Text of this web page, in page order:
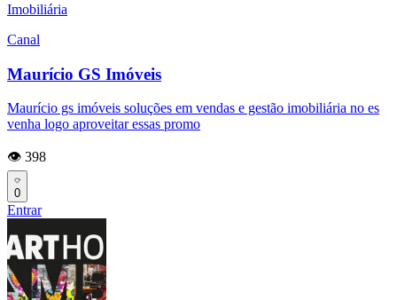
Imobiliária
Canal
Maurício GS Imóveis
Maurício gs imóveis soluções em vendas e gestão imobiliária no es
venha logo aproveitar essas promo
👁️ 398
0
Entrar